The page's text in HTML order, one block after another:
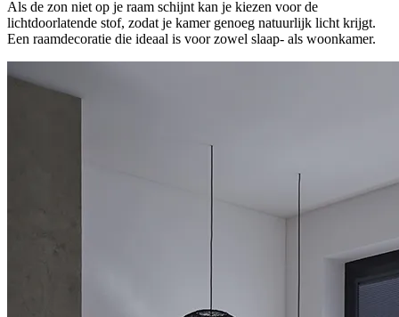
Als de zon niet op je raam schijnt kan je kiezen voor de
lichtdoorlatende stof, zodat je kamer genoeg natuurlijk licht krijgt.
Een raamdecoratie die ideaal is voor zowel slaap- als woonkamer.